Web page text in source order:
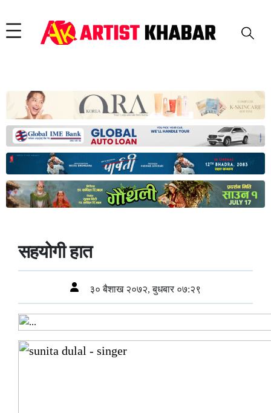
सहयोगी हात
३० बैशाख २०७२, बुधबार ०७:२९